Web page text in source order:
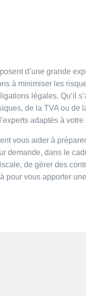
d’une grande
à minimiser les
légales. Qu’il
de la TVA ou
adaptés à
vous aider à
demande, dans le
de gérer des
pour vous apporter